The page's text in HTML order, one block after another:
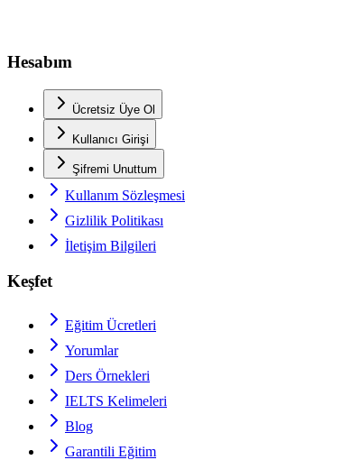
Hesabım
Ücretsiz Üye Ol
Kullanıcı Girişi
Şifremi Unuttum
Kullanım Sözleşmesi
Gizlilik Politikası
İletişim Bilgileri
Keşfet
Eğitim Ücretleri
Yorumlar
Ders Örnekleri
IELTS Kelimeleri
Blog
Garantili Eğitim